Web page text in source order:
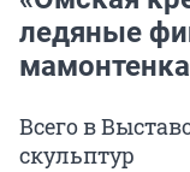
ледяные
мамонтенка
Всего в
скульптур